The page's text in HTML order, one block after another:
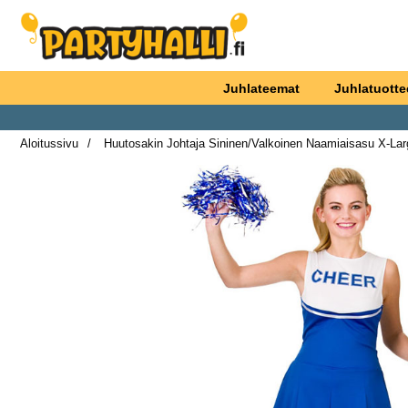
Ostoskori laajennettu Partyhallen AB
Juhlateemat
Aloitussivu
Huutosakin Johtaja Sininen/Valkoinen Naamiaisasu X-
Merkitse